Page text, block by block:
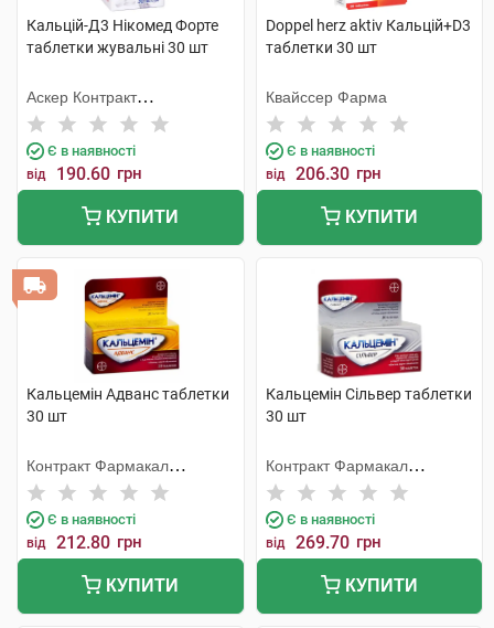
Кальцій-Д3 Нікомед Форте
таблетки жувальні 30 шт
Аскер Контракт
Мануфекчерінг АС
Є в наявності
від 190.60 грн
КУПИТИ
Doppel herz aktiv Кальцій+D3
таблетки 30 шт
Квайссер Фарма
Є в наявності
від 206.30 грн
КУПИТИ
Кальцемін Адванс таблетки
30 шт
Контракт Фармакал
Корпорейшн
Є в наявності
від 212.80 грн
КУПИТИ
Кальцемін Сільвер таблетки
30 шт
Контракт Фармакал
Корпорейшн
Є в наявності
від 269.70 грн
КУПИТИ